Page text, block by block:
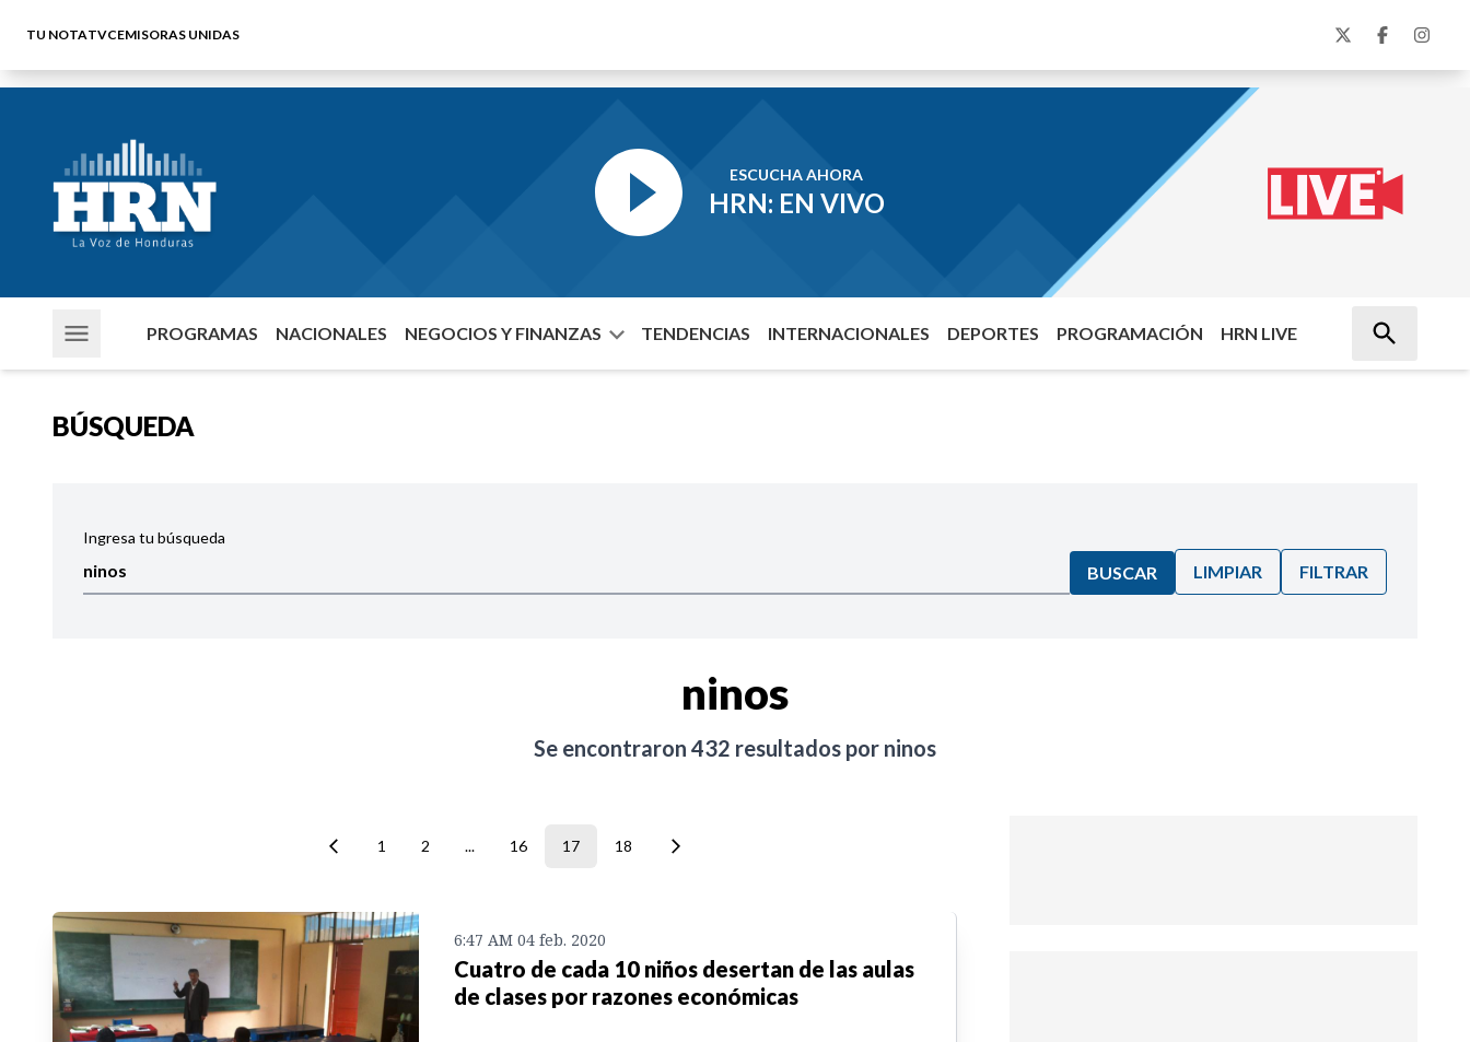
TU NOTATVCEMISORAS UNIDAS
ESCUCHA AHORA
HRN: EN VIVO
PROGRAMAS NACIONALES NEGOCIOS Y FINANZAS TENDENCIAS INTERNACIONALES DEPORTES PROGRAMACIÓN HRN LIVE
BÚSQUEDA
Ingresa tu búsqueda
BUSCAR LIMPIAR FILTRAR
ninos
Se encontraron 432 resultados por ninos
1 2 ... 16 17 18
6:47 AM 04 feb. 2020
Cuatro de cada 10 niños desertan de las aulas
de clases por razones económicas